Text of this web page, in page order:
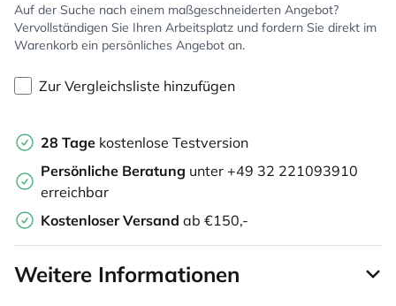
Auf der Suche nach einem maßgeschneiderten Angebot?
Vervollständigen Sie Ihren Arbeitsplatz und fordern Sie direkt im
Warenkorb ein persönliches Angebot an.
Zur Vergleichsliste hinzufügen
28 Tage kostenlose Testversion
Persönliche Beratung unter +49 32 221093910
erreichbar
Kostenloser Versand ab €150,-
Weitere Informationen